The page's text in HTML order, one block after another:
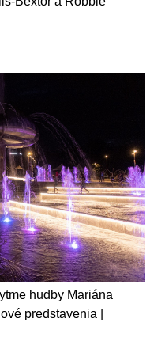
hudby Mariána
predstavenia |